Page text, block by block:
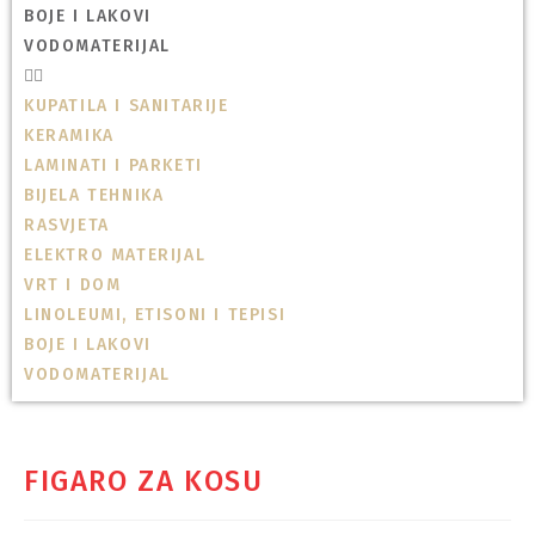
BOJE I LAKOVI
VODOMATERIJAL
KUPATILA I SANITARIJE
KERAMIKA
LAMINATI I PARKETI
BIJELA TEHNIKA
RASVJETA
ELEKTRO MATERIJAL
VRT I DOM
LINOLEUMI, ETISONI I TEPISI
BOJE I LAKOVI
VODOMATERIJAL
FIGARO ZA KOSU